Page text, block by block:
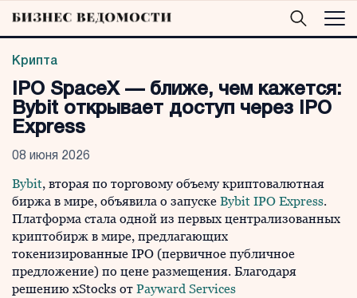
Крипта
IPO SpaceX — ближе, чем кажется:
Bybit открывает доступ через IPO
Express
08 июня 2026
Bybit, вторая по торговому объему криптовалютная
биржа в мире, объявила о запуске Bybit IPO Express.
Платформа стала одной из первых централизованных
криптобирж в мире, предлагающих
токенизированные IPO (первичное публичное
предложение) по цене размещения. Благодаря
решению xStocks от Payward Services